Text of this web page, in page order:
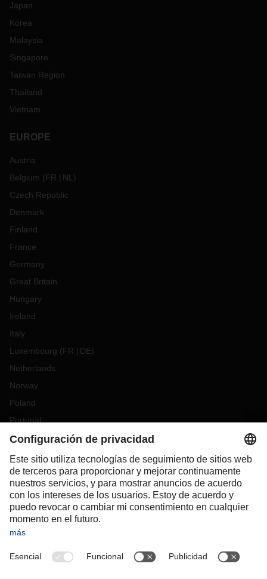
Japan
Korea
Malaysia
Singapore
Taiwan Region
Thailand
Vietnam
EUROPE
Austria
Belgium (FR NL )
Czech Republic
Denmark
Finland
France
Germany
Great Britain
Hungary
Ireland
Italy
Luxembourg (FR DE)
Netherlands
Norway
Poland
Portugal
Romania
Slovakia
Spain
Sweden
Switzerland(DE FR)
Turkey
OCEANIA